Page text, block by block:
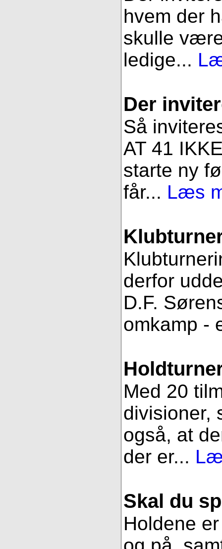
hvem der
skulle
ledige...
Der
Så
AT 41
starte ny
får... Læs
derfor
D.F.
omkamp -
Med 20
divisioner,
også, at
der er...
Skal du
Holdene